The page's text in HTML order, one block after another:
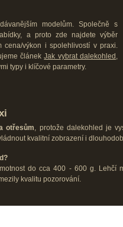
modelům. Společně s
a proto zde najdete výběr
cena/výkon i spolehlivostí v praxi.
článekJak vybrat dalekohled ,
typy i klíčové parametry.
otřesům, protože dalekohled je
kvalitní zobrazení i
do cca 400 - 600 g. Lehčí
kvalitu pozorování.